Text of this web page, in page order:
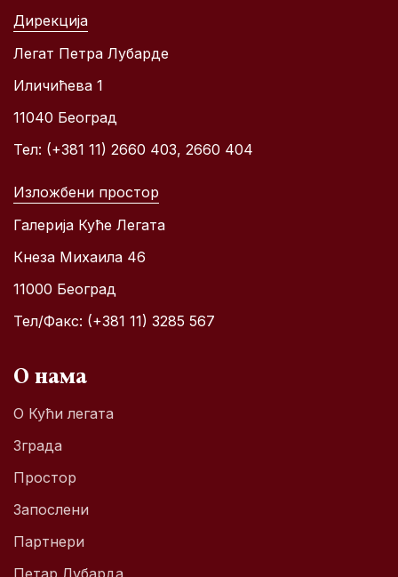
Дирекција
Легат Петра Лубарде
Иличићева 1
11040 Београд
Тел: (+381 11) 2660 403, 2660 404
Изложбени простор
Галерија Куће Легата
Кнеза Михаила 46
11000 Београд
Тел/Факс: (+381 11) 3285 567
О нама
О Кући легата
Зграда
Простор
Запослени
Партнери